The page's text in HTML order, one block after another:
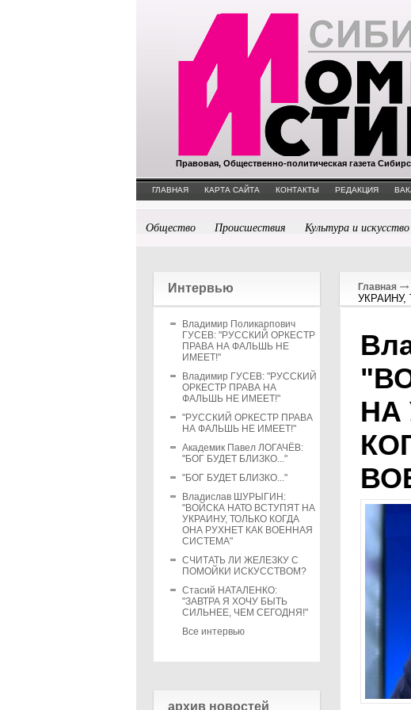
Правовая, Общественно-политическая газета
ГЛАВНАЯ КАРТА САЙТА КОНТАКТЫ РЕДАКЦИЯ
Общество Происшествия Культура и искусство
Интервью
Владимир Поликарпович
ГУСЕВ: "РУССКИЙ ОРКЕСТР
ПРАВА НА ФАЛЬШЬ НЕ
ИМЕЕТ!"
Владимир ГУСЕВ: "РУССКИЙ
ОРКЕСТР ПРАВА НА
ФАЛЬШЬ НЕ ИМЕЕТ!"
"РУССКИЙ ОРКЕСТР ПРАВА
НА ФАЛЬШЬ НЕ ИМЕЕТ!"
Академик Павел ЛОГАЧЁВ:
"БОГ БУДЕТ БЛИЗКО..."
"БОГ БУДЕТ БЛИЗКО..."
Владислав ШУРЫГИН:
"ВОЙСКА НАТО ВСТУПЯТ НА
УКРАИНУ, ТОЛЬКО КОГДА
ОНА РУХНЕТ КАК ВОЕННАЯ
СИСТЕМА"
СЧИТАТЬ ЛИ ЖЕЛЕЗКУ С
ПОМОЙКИ ИСКУССТВОМ?
Стасий НАТАЛЕНКО:
"ЗАВТРА Я ХОЧУ БЫТЬ
СИЛЬНЕЕ, ЧЕМ СЕГОДНЯ!"
Все интервью
архив новостей
Главная
НА